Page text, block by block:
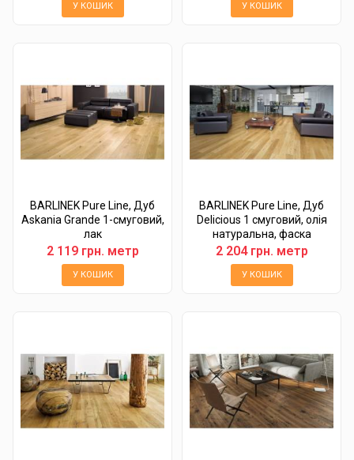
У КОШИК У КОШИК
BARLINEK Pure Line, Дуб
Askania Grande 1-смуговий,
лак
2 119 грн. метр
У КОШИК
BARLINEK Pure Line, Дуб
Delicious 1 смуговий, олія
натуральна, фаска
2 204 грн. метр
У КОШИК